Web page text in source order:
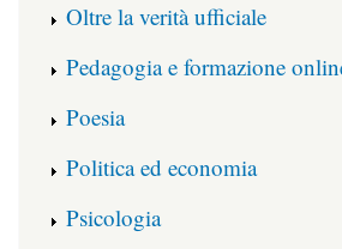
Oltre la verità ufficiale
Pedagogia e formazione
Poesia
Politica ed economia
Psicologia